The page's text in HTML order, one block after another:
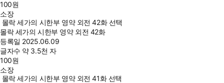
100원
소장
몰락 세가의 시한부 영약 외전 42화 선택
몰락 세가의 시한부 영약 외전 42화
등록일 2025.06.09
글자수 약 3.5천 자
100원
소장
몰락 세가의 시한부 영약 외전 41화 선택